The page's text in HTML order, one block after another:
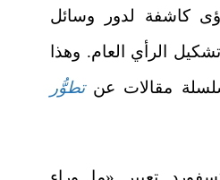
كاشفة لدور وسائل
تشكيل الرأي العام. وهذا
مقالات عنتطوُّر